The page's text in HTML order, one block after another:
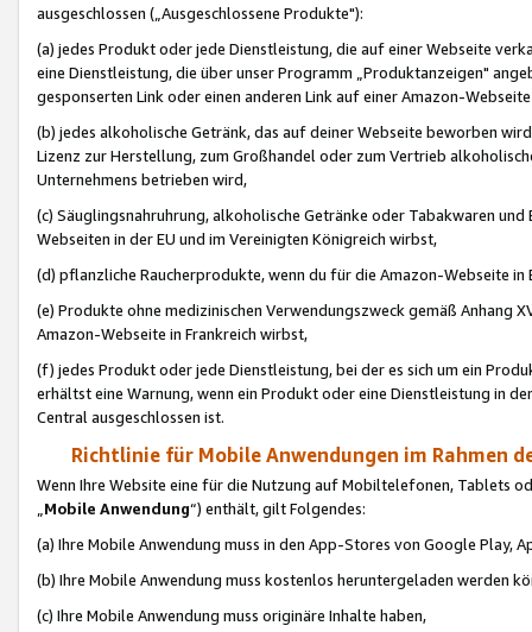
ausgeschlossen („Ausgeschlossene Produkte"):
(a) jedes Produkt oder jede Dienstleistung, die auf einer Webseite
eine Dienstleistung, die über unser Programm „Produktanzeigen"
gesponserten Link oder einen anderen Link auf einer Amazon-
(b) jedes alkoholische Getränk, das auf deiner Webseite beworben
Lizenz zur Herstellung, zum Großhandel oder zum Vertrieb
Unternehmens betrieben wird,
(c) Säuglingsnahruhrung, alkoholische Getränke oder Tabakwaren
Webseiten in der EU und im Vereinigten Königreich wirbst,
(d) pflanzliche Raucherprodukte, wenn du für die Amazon-Webseite in
(e) Produkte ohne medizinischen Verwendungszweck gemäß Anhang
Amazon-Webseite in Frankreich wirbst,
(f) jedes Produkt oder jede Dienstleistung, bei der es sich um ein
erhältst eine Warnung, wenn ein Produkt oder eine Dienstleistung in
Central ausgeschlossen ist.
Richtlinie für Mobile Anwendungen im Rahmen
Wenn Ihre Website eine für die Nutzung auf Mobiltelefonen, Tablets
„Mobile Anwendung“) enthält, gilt Folgendes:
(a) Ihre Mobile Anwendung muss in den App-Stores von Google Play,
(b) Ihre Mobile Anwendung muss kostenlos heruntergeladen werden
(c) Ihre Mobile Anwendung muss originäre Inhalte haben,